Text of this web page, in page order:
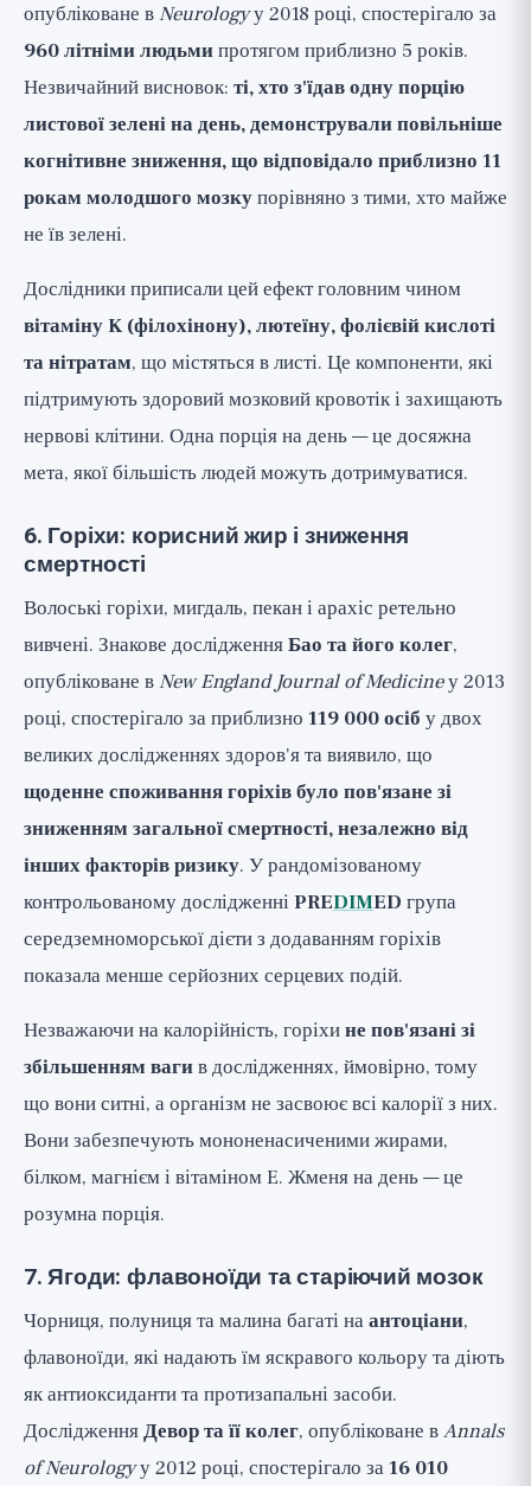
опубліковане вNeurologyу 2018 році, спостерігало за
960 літніми людьмипротягом приблизно 5 років.
Незвичайний висновок: ті, хто з'їдав одну порцію
листової зелені на день, демонстрували повільніше
когнітивне зниження, що відповідало приблизно 11
рокам молодшого мозкупорівняно з тими, хто майже
не їв зелені.
Дослідники приписали цей ефект головним чином
вітаміну K (філохінону), лютеїну, фолієвій кислоті
та нітратам, що містяться в листі. Це компоненти, які
підтримують здоровий мозковий кровотік і захищають
нервові клітини. Одна порція на день — це досяжна
мета, якої більшість людей можуть дотримуватися.
6. Горіхи: корисний жир і зниження
смертності
Волоські горіхи, мигдаль, пекан і арахіс ретельно
вивчені. Знакове дослідженняБао та його колег,
опубліковане вNew England Journal of Medicineу 2013
році, спостерігало за приблизно 119 000 осіб у двох
великих дослідженнях здоров'я та виявило, що
щоденне споживання горіхів було пов'язане зі
зниженням загальної смертності, незалежно від
інших факторів ризику. У рандомізованому
контрольованому дослідженніPREDIMED група
середземноморської дієти з додаванням горіхів
показала менше серйозних серцевих подій.
Незважаючи на калорійність, горіхине пов'язані зі
збільшенням вагив дослідженнях, ймовірно, тому
що вони ситні, а організм не засвоює всі калорії з них.
Вони забезпечують мононенасиченими жирами,
білком, магнієм і вітаміном E. Жменя на день — це
розумна порція.
7. Ягоди: флавоноїди та старіючий мозок
Чорниця, полуниця та малина багаті наантоціани,
флавоноїди, які надають їм яскравого кольору та діють
як антиоксиданти та протизапальні засоби.
ДослідженняДевор та її колег, опубліковане вAnnals
of Neurologyу 2012 році, спостерігало за16 010